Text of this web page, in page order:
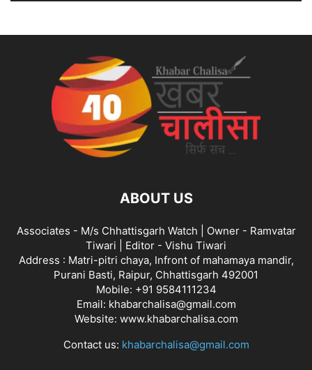
ABOUT US
Associates - M/s Chhattisgarh Watch | Owner - Ramvatar
Tiwari | Editor - Vishu Tiwari
Address : Matri-pitri chaya, Infront of mahamaya mandir,
Purani Basti, Raipur, Chhattisgarh 492001
Mobile: +91 9584111234
Email: khabarchalisa@gmail.com
Website: www.khabarchalisa.com
Contact us: khabarchalisa@gmail.com